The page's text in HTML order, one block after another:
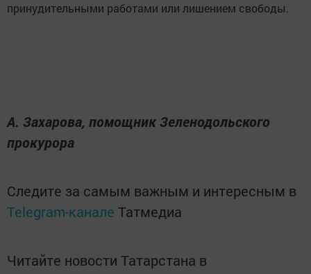
принудительными работами или лишением свободы.
А. Захарова, помощник Зеленодольского
прокурора
Следите за самым важным и интересным в
Telegram-канале Татмедиа
Читайте новости Татарстана в